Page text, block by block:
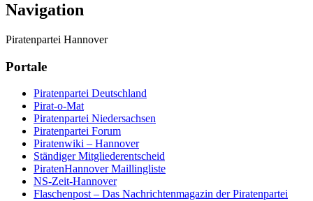
Navigation
Piratenpartei Hannover
Portale
Piratenpartei Deutschland
Pirat-o-Mat
Piratenpartei Niedersachsen
Piratenpartei Forum
Piratenwiki – Hannover
Ständiger Mitgliederentscheid
PiratenHannover Maillingliste
NS-Zeit-Hannover
Flaschenpost – Das Nachrichtenmagazin der Piratenpartei